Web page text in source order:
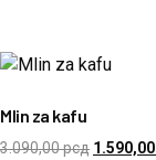
Mlin za kafu
3.090,00рсд 1.590,00